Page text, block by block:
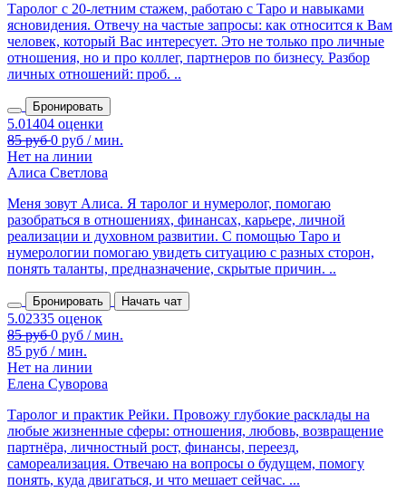
Таролог с 20‑летним стажем, работаю с Таро и навыками
ясновидения. Отвечу на частые запросы: как относится к Вам
человек, который Вас интересует. Это не только про личные
отношения, но и про коллег, партнеров по бизнесу. Разбор
личных отношений: проб. ..
Бронировать
Нет на линии
Алиса Светлова
Меня зовут Алиса. Я таролог и нумеролог, помогаю
разобраться в отношениях, финансах, карьере, личной
реализации и духовном развитии. С помощью Таро и
нумерологии помогаю увидеть ситуацию с разных сторон,
понять таланты, предназначение, скрытые причин. ..
Бронировать Начать чат
85 руб / мин.
Нет на линии
Елена Суворова
Таролог и практик Рейки. Провожу глубокие расклады на
любые жизненные сферы: отношения, любовь, возвращение
партнёра, личностный рост, финансы, переезд,
самореализация. Отвечаю на вопросы о будущем, помогу
понять, куда двигаться, и что мешает сейчас. ...